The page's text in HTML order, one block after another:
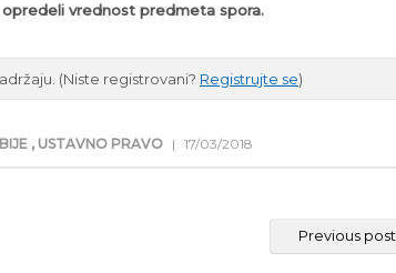
vrednost predmeta spora.
(Niste registrovani? Registrujte se)
, USTAVNO PRAVO | 17/03/2018
Previous post